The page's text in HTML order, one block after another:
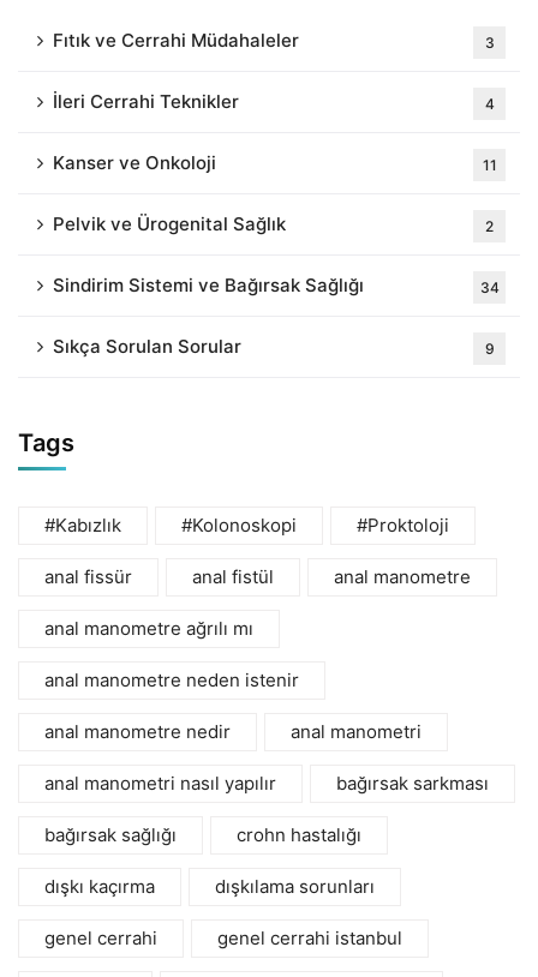
Fıtık ve Cerrahi Müdahaleler 3
İleri Cerrahi Teknikler 4
Kanser ve Onkoloji 11
Pelvik ve Ürogenital Sağlık 2
Sindirim Sistemi ve Bağırsak Sağlığı 34
Sıkça Sorulan Sorular 9
Tags
#Kabızlık #Kolonoskopi #Proktoloji
anal fissür anal fistül anal manometre
anal manometre ağrılı mı
anal manometre neden istenir
anal manometre nedir anal manometri
anal manometri nasıl yapılır bağırsak sarkması
bağırsak sağlığı crohn hastalığı
dışkı kaçırma dışkılama sorunları
genel cerrahi genel cerrahi istanbul